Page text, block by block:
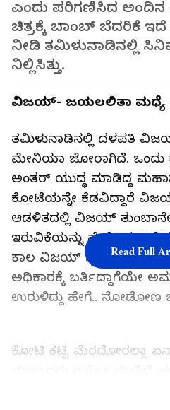
ಎಂದು ಪರಿಗಣಿಸಿದ
ಚಿತ್ರಕ್ಕೆ ಬಾಂಬ್ ಬೆದರಿಕೆ ಇದೆ
ನೀಡಿ ತಮಿಳುನಾಡಿನಲ್ಲಿ
ನಿಲ್ಲಿಸಿತ್ತು.
ವಿಜಯ್​- ಜಯಲಲಿತಾ ಮಧ್ಯೆ
ತಮಿಳುನಾಡಿನಲ್ಲಿ ದಳಪತಿ
ಮೇನಿಯಾ ಜೋರಾಗಿದೆ.
ಅಂತರ್ ಯುದ್ಧ ಮಾಡಿದ್ದ
ಕೋಟೆಯನ್ನೇ ಕೆಡವಿದ್ದಾರೆ
ಆಡಳಿತದಲ್ಲಿ ವಿಜಯ್
ಇರುವಿಕೆಯನ್ನು ಹೇಳ್ತಿದಿದ್ದು
ಕಾಲ ವಿಜಯ್​​ ಸೈಲೆಂಟಾಗಿದಿದ್ದು
ಅಧಿಕಾರಕ್ಕೆ ಬರ್ತಿದ್ದಾಗೆಯೇ
ಉರುಳಿದ್ದು ಹೇಗೆ.. ನೋಡೋಣ
ಕೋಟಿ ಕಟ್ಟಿ ಮೆರದೋರಲ್ಲಾ
Read Full